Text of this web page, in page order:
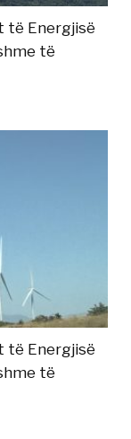
të Energjisë
të
të Energjisë
të